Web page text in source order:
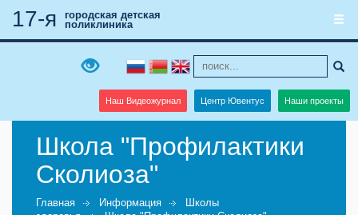
Наш Видеожурнал Центр Ювентус Наши проекты
17-я
городская детская
поликлиника
Школа "Профилактики
Сколиоза"
Главная Информация
Школы